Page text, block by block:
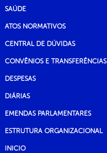
SAÚDE
ATOS NORMATIVOS
CENTRAL DE DÚVIDAS
CONVÊNIOS E TRANSFERÊNCIAS
DESPESAS
DIÁRIAS
EMENDAS PARLAMENTARES
ESTRUTURA ORGANIZACIONAL
INICIO